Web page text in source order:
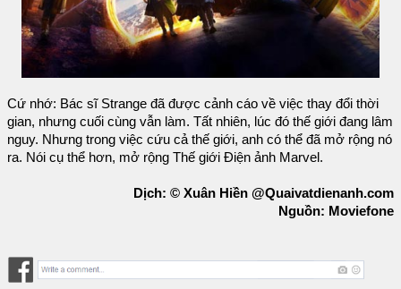
Cứ nhớ: Bác sĩ Strange đã được cảnh cáo về việc thay đổi thời
gian, nhưng cuối cùng vẫn làm. Tất nhiên, lúc đó thế giới đang lâm
nguy. Nhưng trong việc cứu cả thế giới, anh có thể đã mở rộng nó
ra. Nói cụ thể hơn, mở rộng Thế giới Điện ảnh Marvel.
Dịch: © Xuân Hiền @Quaivatdienanh.com
Nguồn: Moviefone